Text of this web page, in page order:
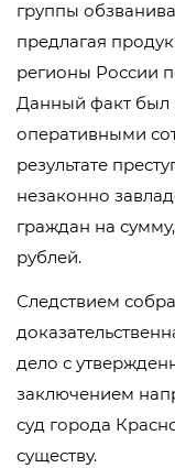
группы
предлагая
регионы России
Данный факт был
оперативными
результате
незаконно
граждан на
рублей.
Следствием
дело с
заключением
суд города
существу.